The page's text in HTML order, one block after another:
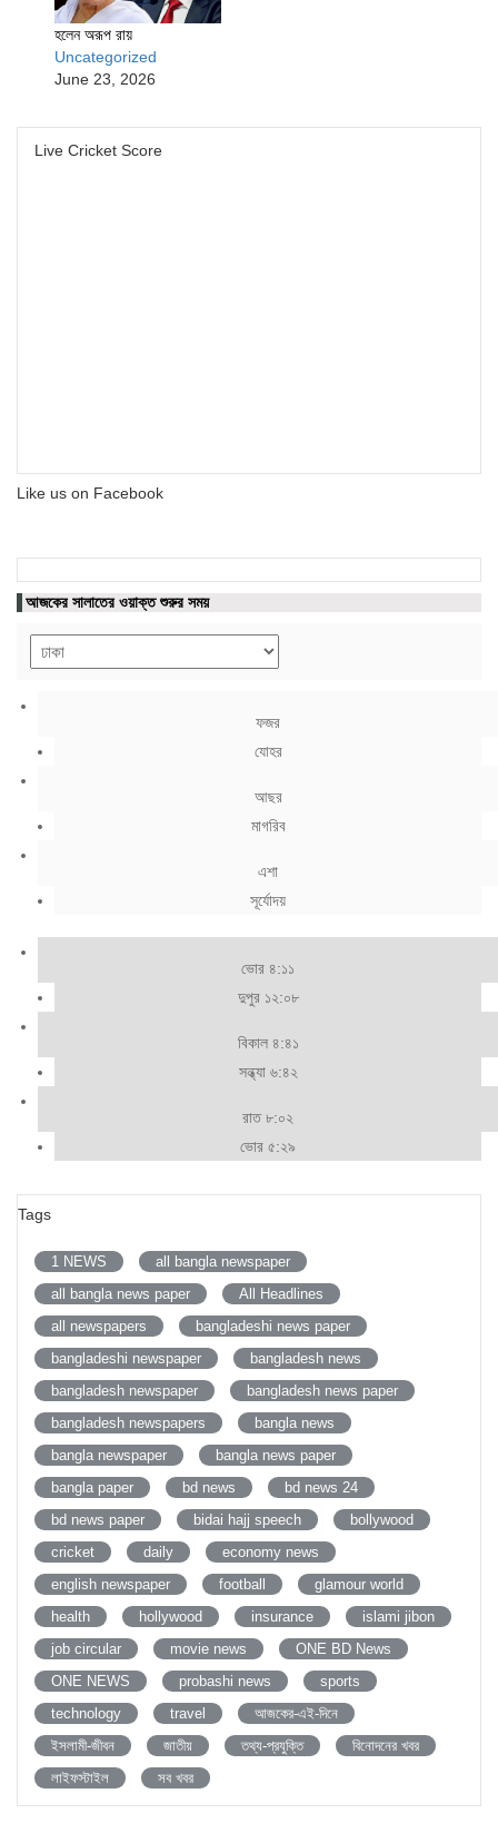
হলেন অরূপ রায়
Uncategorized
June 23, 2026
Live Cricket Score
Like us on Facebook
আজকের সালাতের ওয়াক্ত শুরুর সময়
ফজর
যোহর
আছর
মাগরিব
এশা
সূর্যোদয়
ভোর ৪:১১
দুপুর ১২:০৮
বিকাল ৪:৪১
সন্ধ্যা ৬:৪২
রাত ৮:০২
ভোর ৫:২৯
Tags
1 NEWS
all bangla newspaper
all bangla news paper
All Headlines
all newspapers
bangladeshi news paper
bangladeshi newspaper
bangladesh news
bangladesh newspaper
bangladesh news paper
bangladesh newspapers
bangla news
bangla newspaper
bangla news paper
bangla paper
bd news
bd news 24
bd news paper
bidai hajj speech
bollywood
cricket
daily
economy news
english newspaper
football
glamour world
health
hollywood insurance
islami jibon
job circular
movie news
ONE BD News
ONE NEWS
probashi news
sports
technology
travel
আজকের-এই-দিনে
ইসলামী-জীবন
জাতীয় তথ্য-প্রযুক্তি
বিনোদনের খবর
লাইফস্টাইল
সব খবর